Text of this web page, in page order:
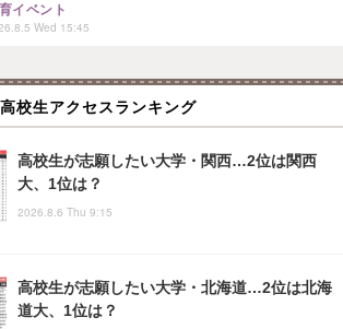
イベント
Wed 15:45
高校生アクセスランキング
高校生が志願したい大学・関西…2位は関西
大、1位は？
2026.8.6 Thu 9:15
高校生が志願したい大学・北海道…2位は北海
道大、1位は？